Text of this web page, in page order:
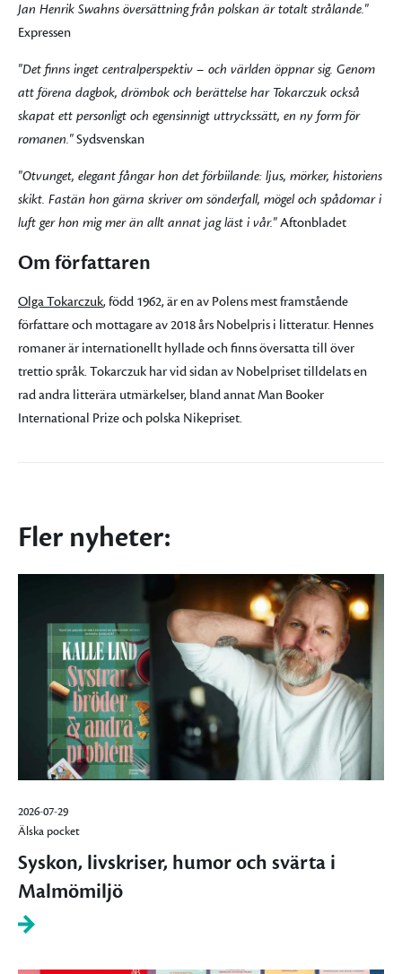
Jan Henrik Swahns översättning från polskan är totalt strålande."
Expressen
"Det finns inget centralperspektiv – och världen öppnar sig. Genom
att förena dagbok, drömbok och berättelse har Tokarczuk också
skapat ett personligt och egensinnigt uttryckssätt, en ny form för
romanen."Sydsvenskan
"Otvunget, elegant fångar hon det förbiilande: ljus, mörker, historiens
skikt. Fastän hon gärna skriver om sönderfall, mögel och spådomar i
luft ger hon mig mer än allt annat jag läst i vår."Aftonbladet
Om författaren
Olga Tokarczuk, född 1962, är en av Polens mest framstående
författare och mottagare av 2018 års Nobelpris i litteratur. Hennes
romaner är internationellt hyllade och finns översatta till över
trettio språk. Tokarczuk har vid sidan av Nobelpriset tilldelats en
rad andra litterära utmärkelser, bland annat Man Booker
International Prize och polska Nikepriset.
Fler nyheter:
2026-07-29
Älska pocket
Syskon, livskriser, humor och svärta i
Malmömiljö